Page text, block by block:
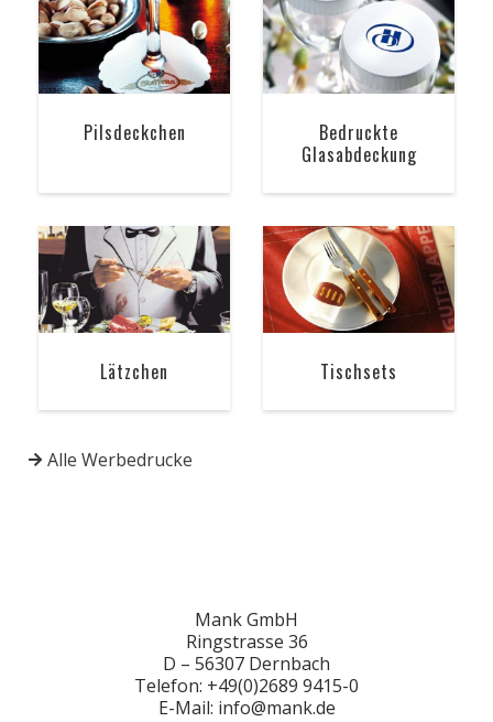
Pilsdeckchen
Bedruckte
Glasabdeckung
Lätzchen Tischsets
Alle Werbedrucke
Mank GmbH
Ringstrasse 36
D – 56307 Dernbach
Telefon: +49(0)2689 9415-0
E-Mail: info@mank.de